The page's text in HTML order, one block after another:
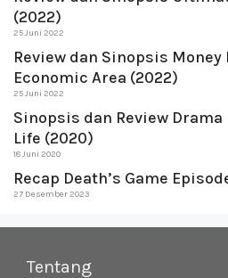
(2022)
25 Juni 2022
Review dan Sinopsis
Economic Area (2022)
25 Juni 2022
Sinopsis dan Review
Life (2020)
18 Juni 2020
Recap Death’s Game
27 Desember 2023
Tentang